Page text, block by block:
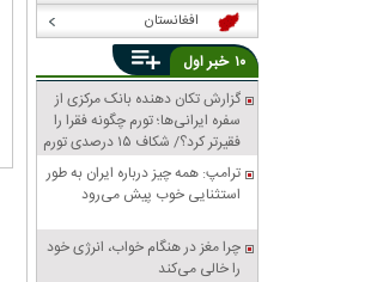
افغانستان
۱۰ خبراول
گزارش تکان‌ دهنده بانک مرکزی از
سفره ایرانی‌ها؛ تورم چگونه فقرا را
فقیرتر کرد؟/ شکاف ۱۵ درصدی تورم
میان فقیر و غنی
ترامپ: همه چیز درباره ایران به طور
استثنایی خوب پیش می‌رود
چرا مغز در هنگام خواب، انرژی خود
را خالی می‌کند